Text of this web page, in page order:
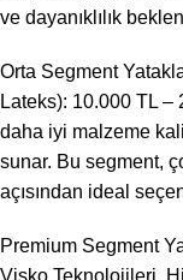
ve dayanıklılık
Orta Segment
Lateks): 10.000 TL –
daha iyi malzeme
sunar. Bu segment,
açısından ideal
Premium Segment
Visko Teknolojileri,